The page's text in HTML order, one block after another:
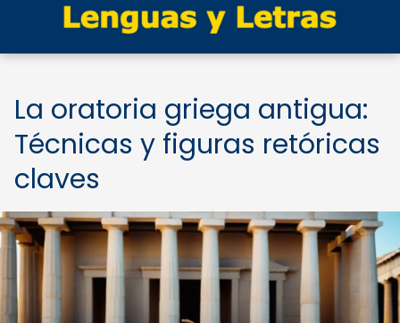
La oratoria griega antigua:
Técnicas y figuras retóricas
claves